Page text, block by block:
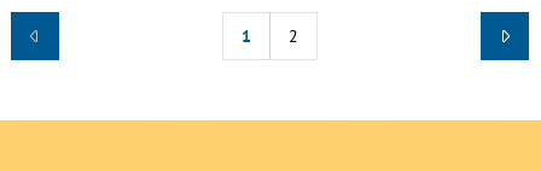
1 2